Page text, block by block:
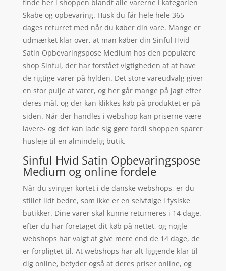
finde her i shoppen blandt alle varerne i kategorien
Skabe og opbevaring. Husk du får hele hele 365
dages returret med når du køber din vare. Mange er
udmærket klar over, at man køber din Sinful Hvid
Satin Opbevaringspose Medium hos den populære
shop Sinful, der har forstået vigtigheden af at have
de rigtige varer på hylden. Det store vareudvalg giver
en stor pulje af varer, og her går mange på jagt efter
deres mål, og der kan klikkes køb på produktet er på
siden. Når der handles i webshop kan priserne være
lavere- og det kan lade sig gøre fordi shoppen sparer
husleje til en almindelig butik.
Sinful Hvid Satin Opbevaringspose
Medium og online fordele
Når du svinger kortet i de danske webshops, er du
stillet lidt bedre, som ikke er en selvfølge i fysiske
butikker. Dine varer skal kunne returneres i 14 dage.
efter du har foretaget dit køb på nettet, og nogle
webshops har valgt at give mere end de 14 dage, de
er forpligtet til. At webshops har alt liggende klar til
dig online, betyder også at deres priser online, og